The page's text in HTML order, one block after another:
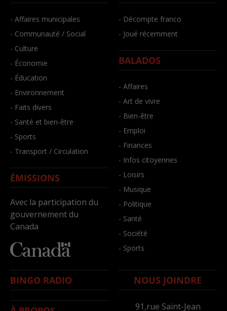
- Affaires municipales
- Communauté / Social
- Culture
- Économie
- Éducation
- Environnement
- Faits divers
- Santé et bien-être
- Sports
- Transport / Circulation
ÉMISSIONS
Avec la participation du
gouvernement du
Canada
- Décompte franco
- Joué récemment
BALADOS
- Affaires
- Art de vivre
- Bien-être
- Emploi
- Finances
- Infos citoyennes
- Loisirs
- Musique
- Politique
- Santé
- Société
- Sports
BINGO RADIO NOUS JOINDRE
91,rue Saint-Jean